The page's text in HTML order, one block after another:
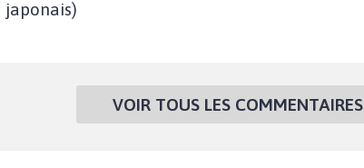
japonais)
VOIR TOUS LES COMMENTAIRES